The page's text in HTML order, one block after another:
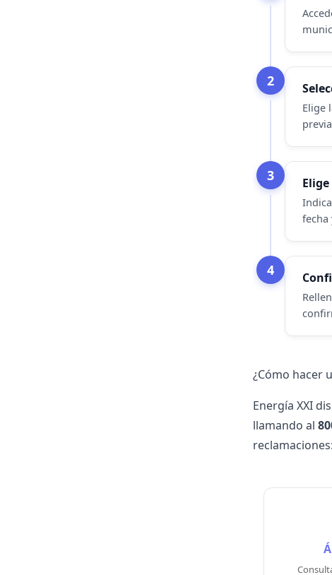
2
Elige
3
fecha
4
¿Cómo hacer
Energía XXI
llamando al
reclamaciones: